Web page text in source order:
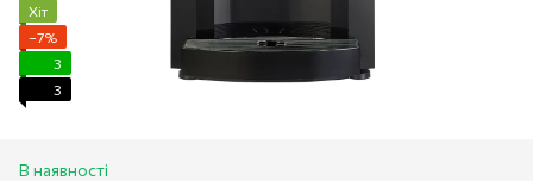
Хіт
−7%
3
3
В наявності